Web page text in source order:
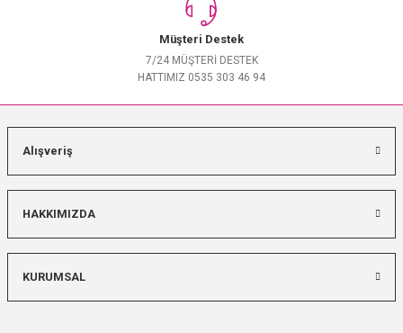
Müşteri Destek
7/24 MÜŞTERİ DESTEK
HATTIMIZ 0535 303 46 94
Alışveriş
HAKKIMIZDA
KURUMSAL